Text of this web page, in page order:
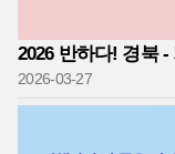
2026 반하다! 경북
2026-03-27